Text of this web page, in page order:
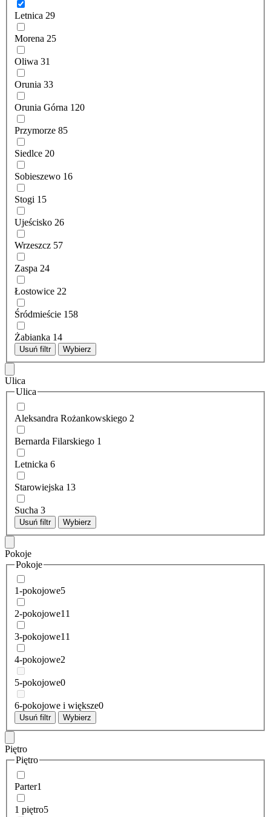
Letnica 29
Morena 25
Oliwa 31
Orunia 33
Orunia Górna 120
Przymorze 85
Siedlce 20
Sobieszewo 16
Stogi 15
Ujeścisko 26
Wrzeszcz 57
Zaspa 24
Łostowice 22
Śródmieście 158
Żabianka 14
Usuń filtr Wybierz
Ulica
Ulica
Aleksandra Rożankowskiego 2
Bernarda Filarskiego 1
Letnicka 6
Starowiejska 13
Sucha 3
Usuń filtr Wybierz
Pokoje
Pokoje
1-pokojowe5
2-pokojowe11
3-pokojowe11
4-pokojowe2
5-pokojowe0
6-pokojowe i większe0
Usuń filtr Wybierz
Piętro
Piętro
Parter1
1 piętro5